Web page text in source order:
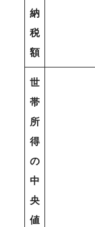
納
税
額
世
帯
所
得
の
中
央
値